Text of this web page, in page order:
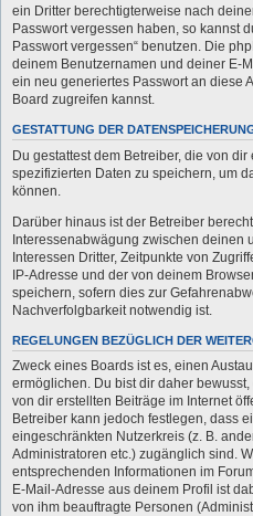
ein Dritter berechtigterweise nach
Passwort vergessen haben, so kannst
Passwort vergessen“ benutzen. Die
deinem Benutzernamen und deiner E-
ein neu generiertes Passwort an diese
Board zugreifen kannst.
GESTATTUNG DER
Du gestattest dem Betreiber, die von
spezifizierten Daten zu speichern, um
können.
Darüber hinaus ist der Betreiber
Interessenabwägung zwischen deinen
Interessen Dritter, Zeitpunkte von
IP-Adresse und der von deinem
speichern, sofern dies zur
Nachverfolgbarkeit notwendig ist.
REGELUNGEN BEZÜGLICH DER
Zweck eines Boards ist es, einen
ermöglichen. Du bist dir daher
von dir erstellten Beiträge im Internet
Betreiber kann jedoch festlegen, dass
eingeschränkten Nutzerkreis (z. B.
Administratoren etc.) zugänglich sind.
entsprechenden Informationen im
E-Mail-Adresse aus deinem Profil ist
von ihm beauftragte Personen